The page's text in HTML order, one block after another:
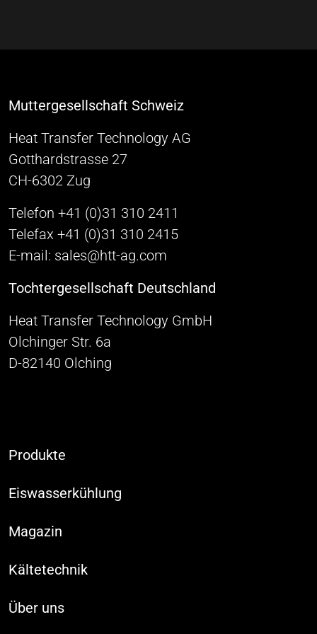
Muttergesellschaft Schweiz
Heat Transfer Technology AG
Gotthardstrasse 27
CH-6302 Zug
Telefon +41 (0)31 310 2411
Telefax +41 (0)31 310 2415
E-mail: sales@htt-ag.com
Tochtergesellschaft Deutschland
Heat Transfer Technology GmbH
Olchinger Str. 6a
D-82140 Olching
Produkte
Eiswasserkühlung
Magazin
Kältetechnik
Über uns